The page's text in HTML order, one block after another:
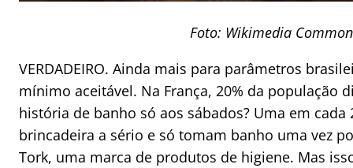
Foto: Wikimedia
VERDADEIRO. Ainda mais para parâmetros
mínimo aceitável. Na França, 20% da população
história de banho só aos sábados? Uma em
brincadeira a sério e só tomam banho uma vez
Tork, uma marca de produtos de higiene. Mas